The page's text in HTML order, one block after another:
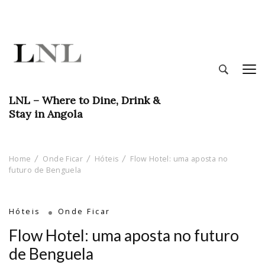
LNL – Where to Dine, Drink &
Stay in Angola
Home Onde Ficar Hóteis
Flow Hotel: uma aposta no
futuro de Benguela
Hóteis Onde Ficar
Flow Hotel: uma aposta no futuro
de Benguela